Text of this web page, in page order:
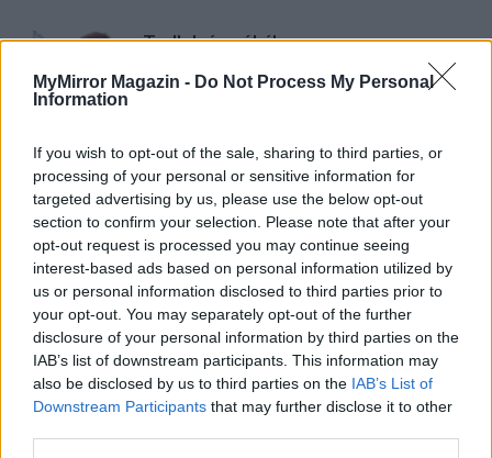
MyMirror Magazin - Do Not Process My Personal
Information
If you wish to opt-out of the sale, sharing to third parties, or
processing of your personal or sensitive information for
targeted advertising by us, please use the below opt-out
section to confirm your selection. Please note that after your
opt-out request is processed you may continue seeing
interest-based ads based on personal information utilized by
us or personal information disclosed to third parties prior to
your opt-out. You may separately opt-out of the further
disclosure of your personal information by third parties on the
IAB’s list of downstream participants. This information may
also be disclosed by us to third parties on the IAB’s List of
Downstream Participants that may further disclose it to other
Trollok árnyékában
HOZZÁSZÓLOK A CIKKHEZ